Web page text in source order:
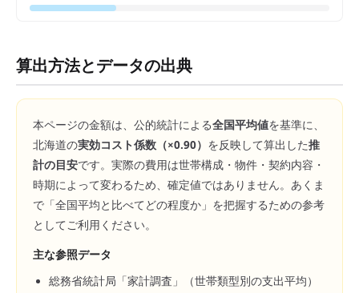
算出方法とデータの出典
本ページの金額は、公的統計による全国平均値を基準に、
北海道の実効コスト係数（×0.90） を反映して算出した推
計の目安です。実際の費用は世帯構成・物件・契約内容・
時期によって変わるため、確定値ではありません。あくま
で「全国平均と比べてどの程度か」を把握するための参考
としてご利用ください。
主な参照データ
総務省統計局「家計調査」（世帯類型別の支出平均）